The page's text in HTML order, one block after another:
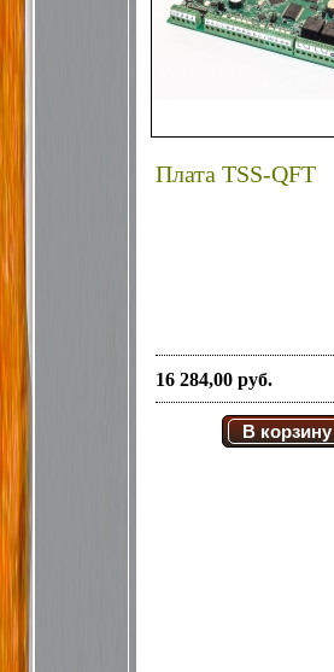
Плата TSS-QFT
16 284,00 руб.
В корзину